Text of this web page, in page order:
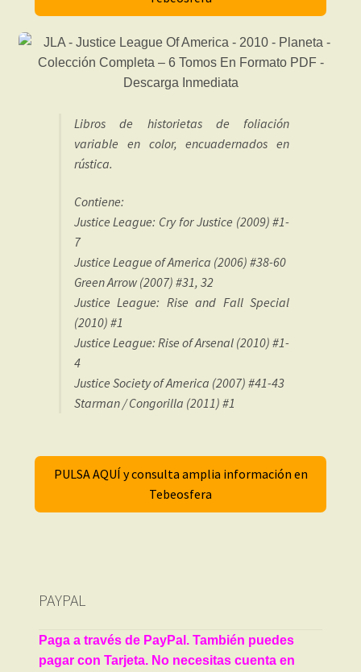
Libros de historietas de foliación
variable en color, encuadernados en
rústica.
Contiene:
Justice League: Cry for Justice (2009) #1-
7
Justice League of America (2006) #38-60
Green Arrow (2007) #31, 32
Justice League: Rise and Fall Special
(2010) #1
Justice League: Rise of Arsenal (2010) #1-
4
Justice Society of America (2007) #41-43
Starman / Congorilla (2011) #1
PULSA AQUÍ y consulta amplia información en
Tebeosfera
PAYPAL
Paga a través de PayPal. También puedes
pagar con Tarjeta. No necesitas cuenta en